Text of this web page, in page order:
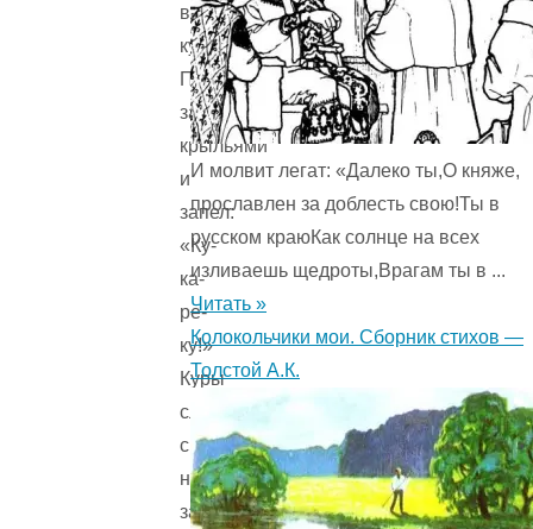
в
курятник.
Петух
захлопал
крыльями
и
запел:
«Ку-
ка-
ре-
ку!»
Куры
слетели
с
нашестей,
закудахтали,
И молвит легат: «Далеко ты,О княже,
прославлен за доблесть свою!Ты в
русском краюКак солнце на всех
изливаешь щедроты,Врагам ты в ...
Читать »
Колокольчики мои. Сборник стихов —
Толстой А.К.